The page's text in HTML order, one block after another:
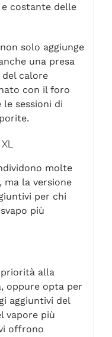
e costante delle
solo aggiunge
una presa
del calore
con il foro
le sessioni di
molte
ma la versione
per chi
più
priorità alla
oppure opta per
aggiuntivi del
vapore più
offrono